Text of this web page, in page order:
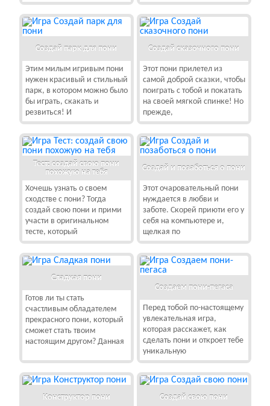
Создай парк для пони
Этим милым игривым пони
нужен красивый и стильный
парк, в котором можно было
бы играть, скакать и
резвиться! И
Создай сказочного пони
Этот пони прилетел из
самой доброй сказки, чтобы
поиграть с тобой и покатать
на своей мягкой спинке! Но
прежде,
Тест: создай свою пони
похожую на тебя
Хочешь узнать о своем
сходстве с пони? Тогда
создай свою пони и прими
участи в оригинальном
тесте, который
Создай и позаботься о пони
Этот очаровательный пони
нуждается в любви и
заботе. Скорей приюти его у
себя на компьютере и,
щелкая по
Сладкая пони
Готов ли ты стать
счастливым обладателем
прекрасного пони, который
сможет стать твоим
настоящим другом? Данная
Создаем пони-пегаса
Перед тобой по-настоящему
увлекательная игра,
которая расскажет, как
сделать пони и откроет тебе
уникальную
Конструктор пони Создай свою пони